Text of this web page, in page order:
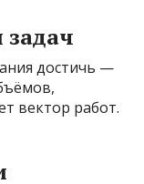
задач
достичь —
вектор работ.